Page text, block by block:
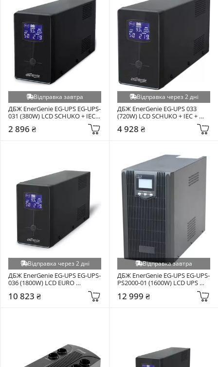
Відправка завтра
ДБЖ EnerGenie EG-UPS EG-UPS-
031 (380W) LCD SCHUKO + IEC
2 896 ₴
Відправка через 2 дні
ДБЖ EnerGenie EG-UPS 033
(720W) LCD SCHUKO + IEC +
4 928 ₴
Відправка через 2 дні
ДБЖ EnerGenie EG-UPS EG-UPS-
036 (1800W) LCD EURO
10 823 ₴
Відправка завтра
ДБЖ EnerGenie EG-UPS EG-UPS-
PS2000-01 (1600W) LCD UPS
12 999 ₴